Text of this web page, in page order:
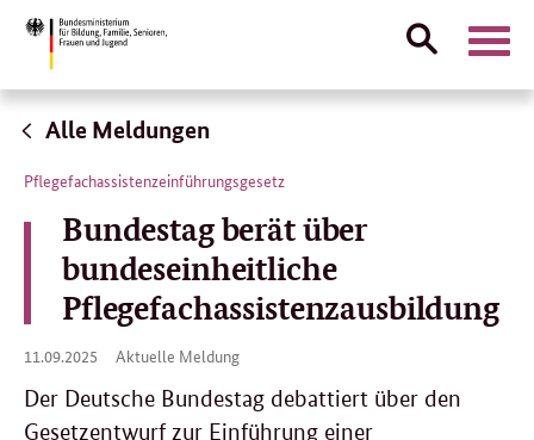
Direktlink:
Suche
Alle Meldungen
Pflegefachassistenzeinführungsgesetz
Bundestag berät über
bundeseinheitliche
Pflegefachassistenzausbildung
11.09.2025
11.
2025
Aktuelle Meldung
Der Deutsche Bundestag debattiert über den
Gesetzentwurf zur Einführung einer